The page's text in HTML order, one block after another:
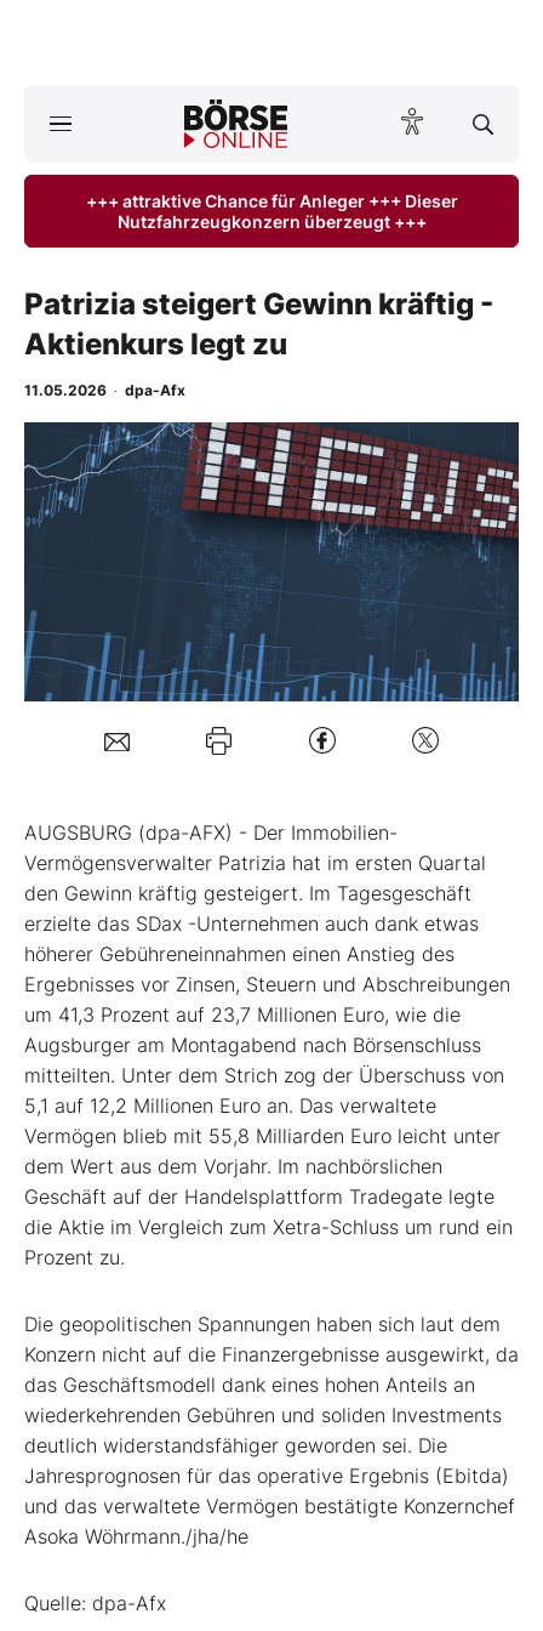
ktuelle Ausgabe BÖRSE ONLINE lesen
Anlageprodukte
Finanz-Check
Abo & Shop
BO-Musterdepots
Mein Konto
Folgen Sie uns
Kontakt
+++ attraktive Chance für Anleger +++ Dieser
Nutzfahrzeugkonzern überzeugt +++
Patrizia steigert Gewinn kräftig -
Aktienkurs legt zu
11.05.2026 · dpa-Afx
- %
AUGSBURG (dpa-AFX) - Der Immobilien-
Vermögensverwalter Patrizia hat im ersten Quartal
den Gewinn kräftig gesteigert. Im Tagesgeschäft
erzielte das SDax -Unternehmen auch dank etwas
höherer Gebühreneinnahmen einen Anstieg des
Ergebnisses vor Zinsen, Steuern und Abschreibungen
um 41,3 Prozent auf 23,7 Millionen Euro, wie die
Augsburger am Montagabend nach Börsenschluss
mitteilten. Unter dem Strich zog der Überschuss von
5,1 auf 12,2 Millionen Euro an. Das verwaltete
Vermögen blieb mit 55,8 Milliarden Euro leicht unter
dem Wert aus dem Vorjahr. Im nachbörslichen
Geschäft auf der Handelsplattform Tradegate legte
die Aktie im Vergleich zum Xetra-Schluss um rund ein
Prozent zu.
Die geopolitischen Spannungen haben sich laut dem
Konzern nicht auf die Finanzergebnisse ausgewirkt, da
das Geschäftsmodell dank eines hohen Anteils an
wiederkehrenden Gebühren und soliden Investments
deutlich widerstandsfähiger geworden sei. Die
Jahresprognosen für das operative Ergebnis (Ebitda)
und das verwaltete Vermögen bestätigte Konzernchef
Asoka Wöhrmann./jha/he
Quelle: dpa-Afx